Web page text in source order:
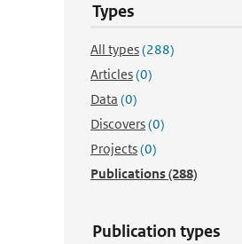
Types
All types(288)
Articles(0)
Data (0)
Discovers(0)
Projects(0)
Publications(288)
Publication types